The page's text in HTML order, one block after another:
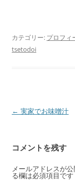
カテゴリー: プロフィ
tsetodoi
投
ビ
ゲ
ー
← 実家でお味噌汁
コメントを残す
メールアドレスが
る欄は必須項目です